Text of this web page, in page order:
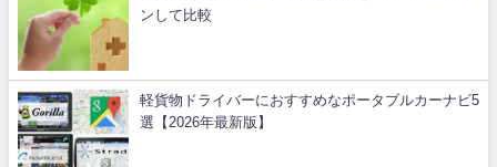
ンして比較
軽貨物ドライバーにおすすめなポータブルカーナビ5
選【2026年最新版】